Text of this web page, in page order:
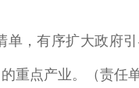
，有序扩大政府引
重点产业。（责任